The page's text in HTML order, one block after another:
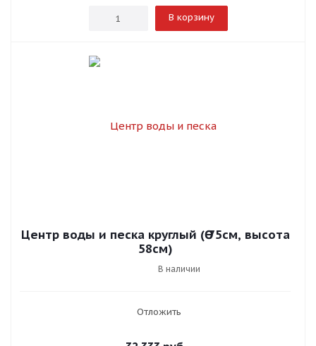
В корзину
Центр воды и песка круглый (Ө 75см, высота
58см)
В наличии
Отложить